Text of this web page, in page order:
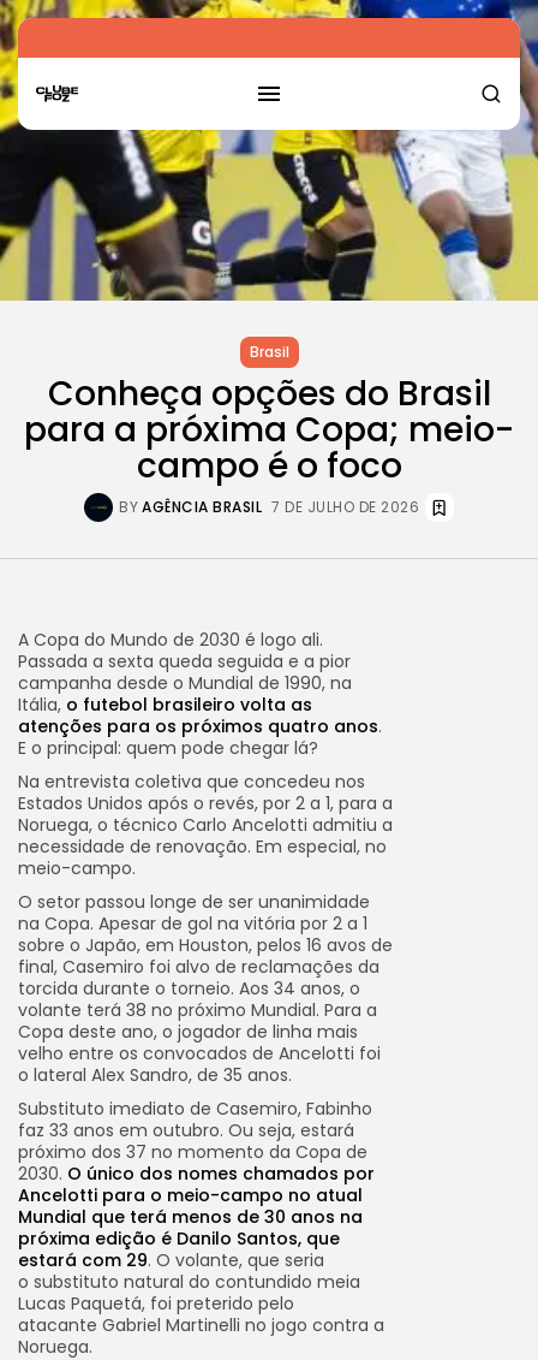
Brasil
Conheça opções do Brasil
para a próxima Copa; meio-
campo é o foco
BYAGÊNCIA BRASIL 7 DE JULHO DE 2026
A Copa do Mundo de 2030 é logo ali.
Passada a sexta queda seguida e a pior
campanha desde o Mundial de 1990, na
Itália, o futebol brasileiro volta as
atenções para os próximos quatro anos.
E o principal: quem pode chegar lá?
Na entrevista coletiva que concedeu nos
Estados Unidos após o revés, por 2 a 1, para a
Noruega, o técnico Carlo Ancelotti admitiu a
necessidade de renovação. Em especial, no
meio-campo.
O setor passou longe de ser unanimidade
na Copa. Apesar de gol na vitória por 2 a 1
sobre o Japão, em Houston, pelos 16 avos de
final, Casemiro foi alvo de reclamações da
torcida durante o torneio. Aos 34 anos, o
volante terá 38 no próximo Mundial. Para a
Copa deste ano, o jogador de linha mais
velho entre os convocados de Ancelotti foi
o lateral Alex Sandro, de 35 anos.
Substituto imediato de Casemiro, Fabinho
faz 33 anos em outubro. Ou seja, estará
próximo dos 37 no momento da Copa de
2030. O único dos nomes chamados por
Ancelotti para o meio-campo no atual
Mundial que terá menos de 30 anos na
próxima edição é Danilo Santos, que
estará com 29. O volante, que seria
o substituto natural do contundido meia
Lucas Paquetá, foi preterido pelo
atacante Gabriel Martinelli no jogo contra a
Noruega.